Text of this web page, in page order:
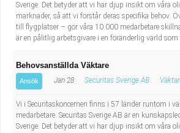
Sverige. Det betyder att vi har djup insikt om våra
marknader, så att vi förstår deras specifika behov.
till flygplatser – gör våra 10.000 medarbetare
är en pålitlig arbetsgivare i en föränderlig värld
Behovsanställda Väktare
Ansök Jan 28 Securitas Sverige AB
Vi i Securitaskoncernen finns i 57 länder runtom i
medarbetare. Securitas Sverige AB är en
Sverige. Det betyder att vi har djup insikt om våra